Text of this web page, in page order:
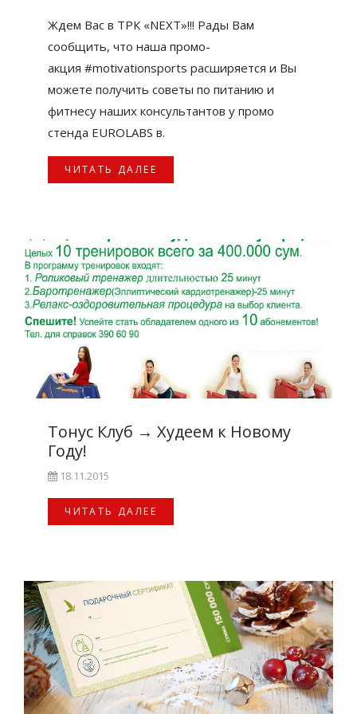
Ждем Вас в ТРК «NEXT»!!! Рады Вам
сообщить, что наша промо-
акция ‪#‎motivationsports‬ расширяется и Вы
можете получить советы по питанию и
фитнесу наших консультантов у промо
стенда EUROLABS в.
ЧИТАТЬ ДАЛЕЕ
Тонус Клуб → Худеем к Новому
Году!
18.11.2015
ЧИТАТЬ ДАЛЕЕ